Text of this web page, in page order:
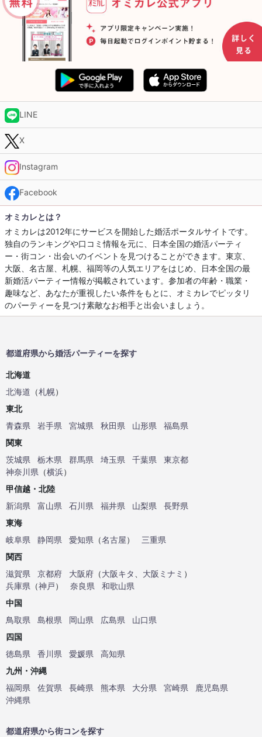
LINE
X
Instagram
Facebook
オミカレとは？
オミカレは2012年にサービスを開始した婚活ポータルサイトです。
独自のランキングや口コミ情報を元に、日本全国の婚活パーティ
ー・街コン・出会いのイベントを見つけることができます。東京、
大阪、名古屋、札幌、福岡等の人気エリアをはじめ、日本全国の最
新婚活パーティー情報が掲載されています。参加者の年齢・職業・
趣味など、あなたが重視したい条件をもとに、オミカレでピッタリ
のパーティーを見つけ素敵なお相手と出会いましょう。
都道府県から婚活パーティーを探す
北海道
北海道 （札幌）
東北
青森県
岩手県 宮城県 秋田県 山形県
福島県
関東
茨城県
栃木県 群馬県 埼玉県 千葉県
東京都
神奈川県 （横浜）
甲信越・北陸
新潟県
富山県 石川県 福井県 山梨県
長野県
東海
岐阜県
静岡県 愛知県 （名古屋）
三重県
関西
滋賀県
京都府 大阪府 （大阪キタ 大阪ミナミ ）
兵庫県 （神戸） 奈良県
和歌山県
中国
鳥取県
島根県 岡山県 広島県
山口県
四国
徳島県
香川県 愛媛県
高知県
九州・沖縄
福岡県
佐賀県 長崎県 熊本県 大分県 宮崎県
鹿児島県
沖縄県
都道府県から街コンを探す